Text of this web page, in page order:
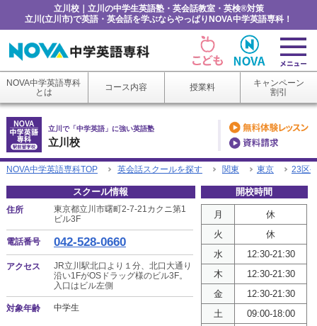
立川校｜立川の中学生英語塾・英会話教室・英検®対策
立川(立川市)で英語・英会話を学ぶならやっぱりNOVA中学英語専科！
NOVA中学英語専科
とは
コース内容 授業料
キャンペーン
割引
立川校
立川で「中学英語」に強い英語塾
NOVA中学英語専科TOP 英会話スクールを探す 関東 東京 23区
スクール情報
住所
東京都立川市曙町2-7-21カクニ第1
ビル3F
電話番号 042-528-0660
アクセス
JR立川駅北口より１分、北口大通り
沿い1FがOSドラッグ様のビル3F。
入口はビル左側
対象年齢 中学生
開校時間
月
休
火
休
水
12:30-21:30
木
12:30-21:30
金
12:30-21:30
土
09:00-18:00